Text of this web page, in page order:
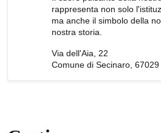
rappresenta non solo
ma anche il simbolo della
nostra storia.
Via dell'Aia, 22
Comune di Secinaro, 67029